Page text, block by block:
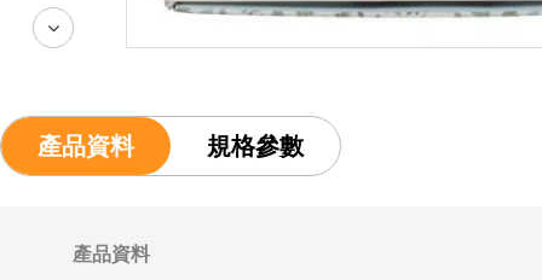
產品資料 規格參數
產品資料